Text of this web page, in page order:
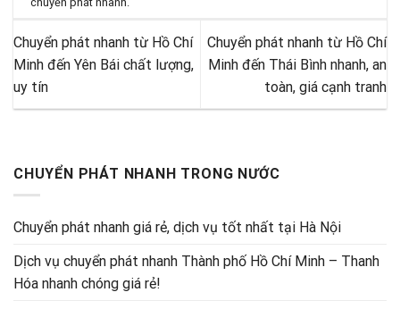
Chuyển phát nhanh từ Hồ Chí
Minh đến Yên Bái chất lượng,
uy tín
Chuyển phát nhanh từ Hồ Chí
Minh đến Thái Bình nhanh, an
toàn, giá cạnh tranh
CHUYỂN PHÁT NHANH TRONG NƯỚC
Chuyển phát nhanh giá rẻ, dịch vụ tốt nhất tại Hà Nội
Dịch vụ chuyển phát nhanh Thành phố Hồ Chí Minh – Thanh
Hóa nhanh chóng giá rẻ!